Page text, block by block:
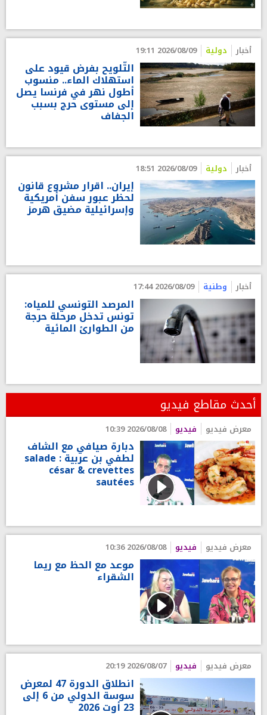
أخبار دولية 2026/08/09 19:11
التّلويح بفرض قيود على
استهلاك الماء.. منسوب
أطول نهر في فرنسا يصل
إلى مستوى حرج بسبب
الجفاف
أخبار دولية 2026/08/09 18:51
إيران.. اقرار مشروع قانون
لحظر عبور سفن أمريكية
وإسرائيلية مضيق هرمز
أخبار وطنية 2026/08/09 17:44
المرصد التونسي للمياه:
تونس تدخل مرحلة حرجة
من الطوارئ المائية
أحدث مقاطع فيديو
معرض فيديو فيديو 2026/08/08 10:39
دبارة صيافي مع الشاف
لطفي بن عربية : salade
césar & crevettes
sautées
معرض فيديو فيديو 2026/08/08 10:36
موعد مع الحظ مع ريما
الشقراء
معرض فيديو فيديو 2026/08/07 20:19
انطلاق الدورة 47 لمعرض
سوسة الدولي من 6 إلى
23 أوت 2026